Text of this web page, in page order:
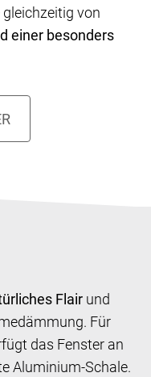
von
einer besonders
Flair und
Für
das Fenster an
Aluminium-Schale.